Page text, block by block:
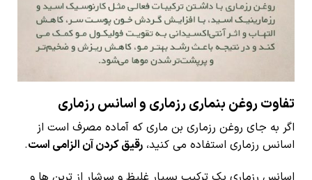
تفاوت روغن بنماری رزماری و اسانس رزماری
اگر به جای روغن رزماری بن ماری که آماده مصرف است از
اسانس رزماری استفاده می کنید، رقیق کردن آن الزامی است.